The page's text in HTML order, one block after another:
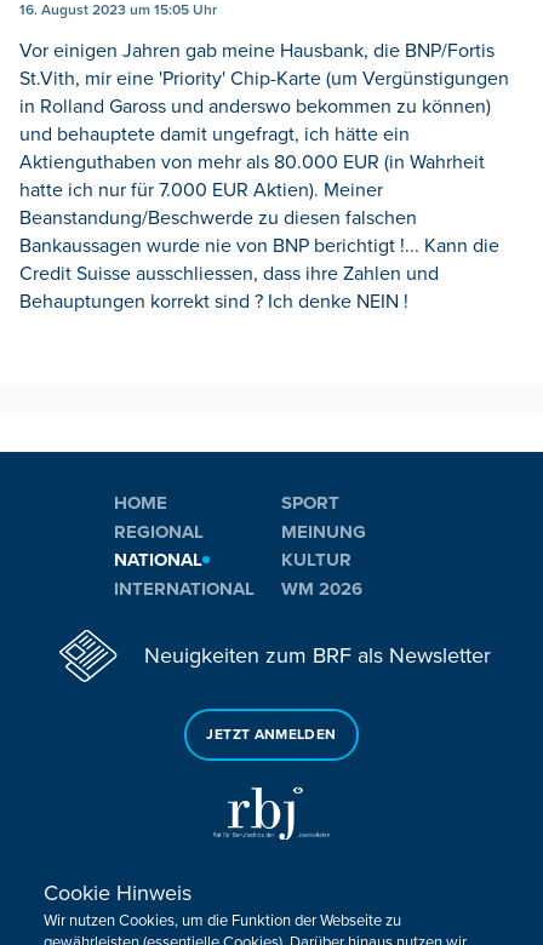
16. August 2023 um 15:05 Uhr
Vor einigen Jahren gab meine Hausbank, die BNP/Fortis
St.Vith, mir eine 'Priority' Chip-Karte (um Vergünstigungen
in Rolland Gaross und anderswo bekommen zu können)
und behauptete damit ungefragt, ich hätte ein
Aktienguthaben von mehr als 80.000 EUR (in Wahrheit
hatte ich nur für 7.000 EUR Aktien). Meiner
Beanstandung/Beschwerde zu diesen falschen
Bankaussagen wurde nie von BNP berichtigt !... Kann die
Credit Suisse ausschliessen, dass ihre Zahlen und
Behauptungen korrekt sind ? Ich denke NEIN !
HOME
REGIONAL
NATIONAL
INTERNATIONAL
SPORT
MEINUNG
KULTUR
WM 2026
Neuigkeiten zum BRF als Newsletter
JETZT ANMELDEN
Sie haben noch Fragen oder Anmerkungen?
KONTAKTIEREN SIE UNS!
Cookie Hinweis
Wir nutzen Cookies, um die Funktion der Webseite zu